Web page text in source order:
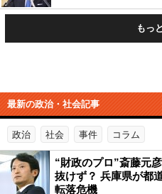
もっ
最新の政治・社会記事
政治 社会 事件 コラム
“財政のプロ”斎藤元
抜けず？ 兵庫県が都
転落危機